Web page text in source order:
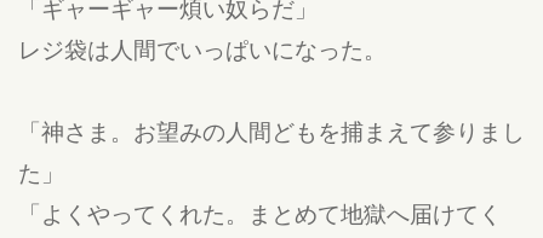
「ギャーギャー煩い奴らだ」
レジ袋は人間でいっぱいになった。
「神さま。お望みの人間どもを捕まえて参りまし
た」
「よくやってくれた。まとめて地獄へ届けてく